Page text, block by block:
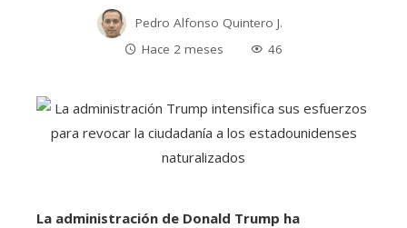
Pedro Alfonso Quintero J.
Hace 2 meses
46
La administración de Donald Trump ha